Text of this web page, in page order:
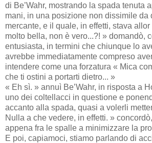
di Be’Wahr, mostrando la spada tenuta
mani, in una posizione non dissimile da
mercante, e il quale, in effetti, stava allor
molto bella, non è vero...?! » domandò,
entusiasta, in termini che chiunque lo
avrebbe immediatamente compreso
intendere come una forzatura « Mica
che ti ostini a portarti dietro... »
« Eh sì. » annuì Be’Wahr, in risposta a
uno dei coltellacci in questione e
accanto alla spada, quasi a volerli
Nulla a che vedere, in effetti. »
appena fra le spalle a minimizzare la
E poi, capiamoci, stiamo parlando di